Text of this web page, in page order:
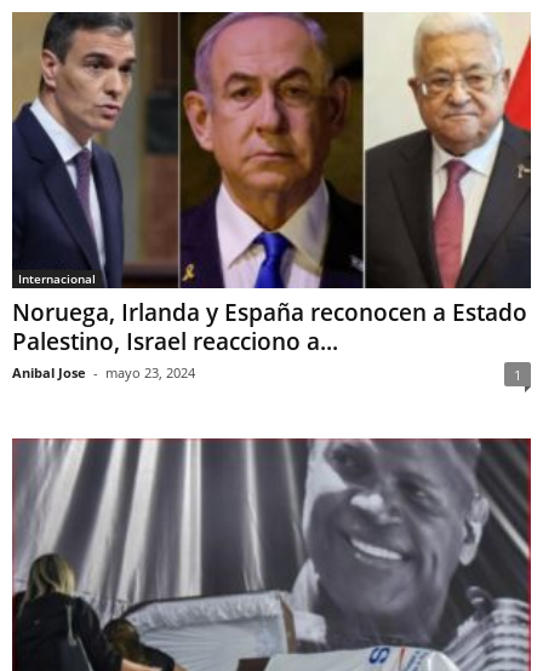
Internacional
Noruega, Irlanda y España reconocen a Estado
Palestino, Israel reacciono a...
Anibal Jose - mayo 23, 2024 1